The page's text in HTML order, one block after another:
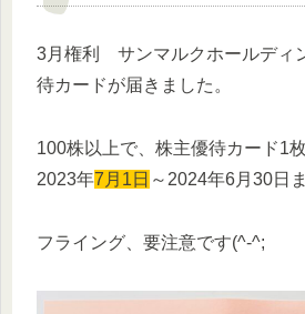
3月権利 サンマルクホールディ
待カードが届きました。
100株以上で、株主優待カード1
2023年7月1日 ～2024年6月30日
フライング、要注意です(^-^;